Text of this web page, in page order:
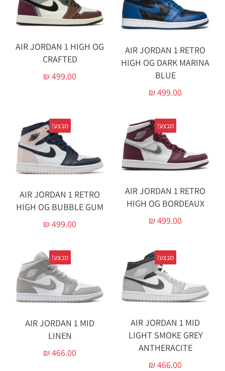
AIR JORDAN 1 RETRO
HIGH OG DARK MARINA
BLUE
₪499.00
AIR JORDAN 1 HIGH OG
CRAFTED
₪499.00
מבצע!
AIR JORDAN 1 RETRO
HIGH OG BORDEAUX
₪499.00
מבצע!
AIR JORDAN 1 RETRO
HIGH OG BUBBLE GUM
₪499.00
מבצע!
AIR JORDAN 1 MID
LIGHT SMOKE GREY
ANTHERACITE
₪466.00
מבצע!
AIR JORDAN 1 MID
LINEN
₪466.00